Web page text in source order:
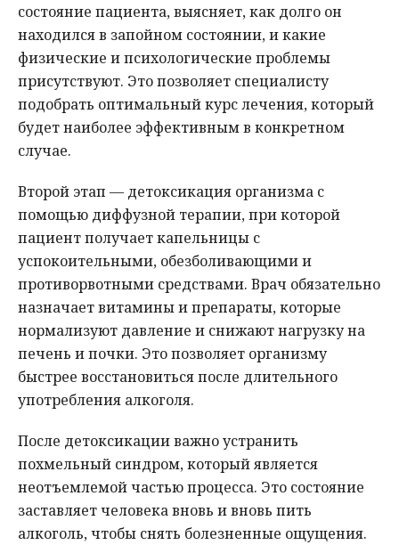
состояние пациента, выясняет, как долго он
находился в запойном состоянии, и какие
физические и психологические проблемы
присутствуют. Это позволяет специалисту
подобрать оптимальный курс лечения, который
будет наиболее эффективным в конкретном
случае.
Второй этап — детоксикация организма с
помощью диффузной терапии, при которой
пациент получает капельницы с
успокоительными, обезболивающими и
противорвотными средствами. Врач обязательно
назначает витамины и препараты, которые
нормализуют давление и снижают нагрузку на
печень и почки. Это позволяет организму
быстрее восстановиться после длительного
употребления алкоголя.
После детоксикации важно устранить
похмельный синдром, который является
неотъемлемой частью процесса. Это состояние
заставляет человека вновь и вновь пить
алкоголь, чтобы снять болезненные ощущения.